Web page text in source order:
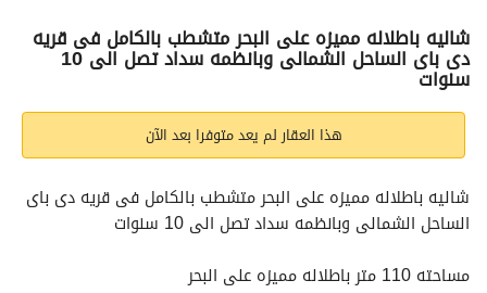
التفاصيل الاتجاهات والمؤشرات رهن عقاري
شاليه باطلاله مميزه على البحر متشطب بالكامل فى قريه
دى باى الساحل الشمالى وبانظمه سداد تصل الى 10
سنوات
هذا العقار لم يعد متوفرا بعد الآن
الساحل الشمالى وبانظمه سداد تصل الى 10 سنوات
مساحته 110 متر باطلاله مميزه على البحر